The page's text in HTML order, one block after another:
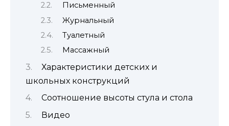
Письменный
Журнальный
Туалетный
Массажный
Характеристики детских и
школьных конструкций
Соотношение высоты стула и стола
Видео